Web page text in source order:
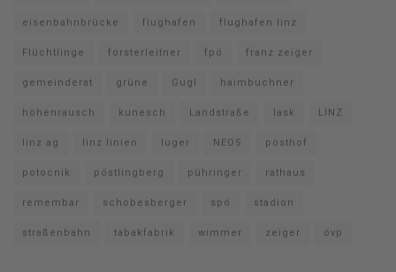
eisenbahnbrücke flughafen flughafen linz
Flüchtlinge forsterleitner fpö franz zeiger
gemeinderat grüne Gugl haimbuchner
höhenrausch kunesch Landstraße lask LINZ
linz ag linz linien luger NEOS posthof
potocnik pöstlingberg pühringer rathaus
remembar schobesberger spö stadion
straßenbahn tabakfabrik wimmer zeiger övp